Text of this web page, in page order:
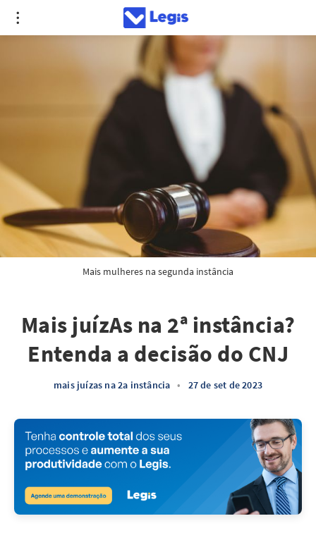
Mais mulheres na segunda instância
Mais juízAs na 2ª instância?
Entenda a decisão do CNJ
mais juízas na 2a instância • 27 de set de 2023